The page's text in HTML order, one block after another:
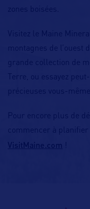
zones boisées.
Visitez le Maine
montagnes de l’ouest
grande collection de
Terre, ou essayez
précieuses vous-même
Pour encore plus de
commencer à
VisitMaine.com